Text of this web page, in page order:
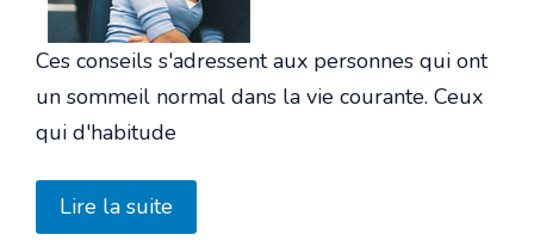
Ces conseils s'adressent aux personnes qui ont
un sommeil normal dans la vie courante. Ceux
qui d'habitude
Lire la suite